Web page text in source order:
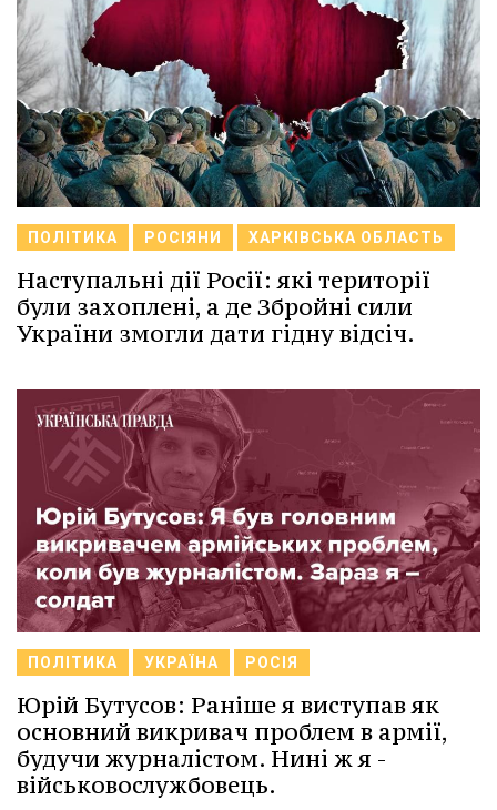
ПОЛІТИКА РОСІЯНИ ХАРКІВСЬКА ОБЛАСТЬ
Наступальні дії Росії: які території
були захоплені, а де Збройні сили
України змогли дати гідну відсіч.
ПОЛІТИКА УКРАЇНА РОСІЯ
Юрій Бутусов: Раніше я виступав як
основний викривач проблем в армії,
будучи журналістом. Нині ж я -
військовослужбовець.